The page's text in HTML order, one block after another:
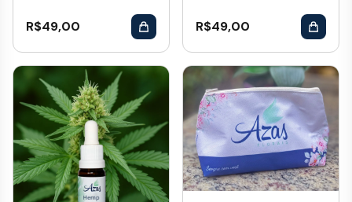
R$49,00 R$49,00